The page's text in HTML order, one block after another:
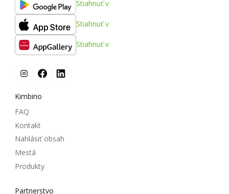
Stiahnuť v
Stiahnuť v
Stiahnuť v
Kimbino
FAQ
Kontakt
Nahlásiť obsah
Mestá
Produkty
Partnerstvo